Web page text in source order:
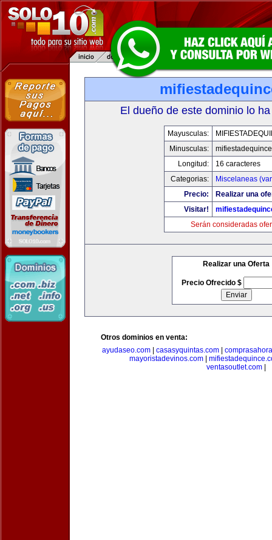
El dueño de este dominio lo
Mayusculas:
Minusculas:
Longitud:
16 caracteres
Categorias:
Miscelaneas
Precio:
Realizar una
Visitar!
Serán consideradas
Realizar una Oferta
Precio Ofrecido $
Otros dominios en venta:
ayudaseo.com
casasyquintas.com
mayoristadevinos.com
ventasoutlet.com